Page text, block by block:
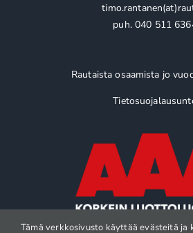
puh. 040 511
Rautaista osaamista jo
Tämä verkkosivusto käyttää evästeitä ja